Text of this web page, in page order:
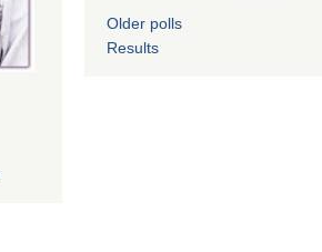
Older polls
Results